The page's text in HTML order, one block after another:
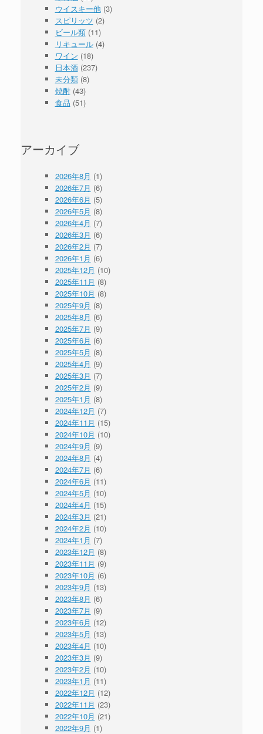
ウイスキー他(3)
スピリッツ (2)
ビール類(11)
リキュール(4)
ワイン (18)
日本酒(237)
未分類(8)
焼酎(43)
食品 (51)
アーカイブ
2026年8月 (1)
2026年7月 (6)
2026年6月 (5)
2026年5月 (8)
2026年4月 (7)
2026年3月 (6)
2026年2月 (7)
2026年1月 (6)
2025年12月 (10)
2025年11月 (8)
2025年10月 (8)
2025年9月 (8)
2025年8月 (6)
2025年7月 (9)
2025年6月 (6)
2025年5月 (8)
2025年4月 (9)
2025年3月 (7)
2025年2月 (9)
2025年1月 (8)
2024年12月 (7)
2024年11月 (15)
2024年10月 (10)
2024年9月 (9)
2024年8月 (4)
2024年7月 (6)
2024年6月 (11)
2024年5月 (10)
2024年4月 (15)
2024年3月 (21)
2024年2月 (10)
2024年1月 (7)
2023年12月 (8)
2023年11月 (9)
2023年10月 (6)
2023年9月 (13)
2023年8月 (6)
2023年7月 (9)
2023年6月 (12)
2023年5月 (13)
2023年4月 (10)
2023年3月 (9)
2023年2月 (10)
2023年1月 (11)
2022年12月 (12)
2022年11月 (23)
2022年10月 (21)
2022年9月 (1)